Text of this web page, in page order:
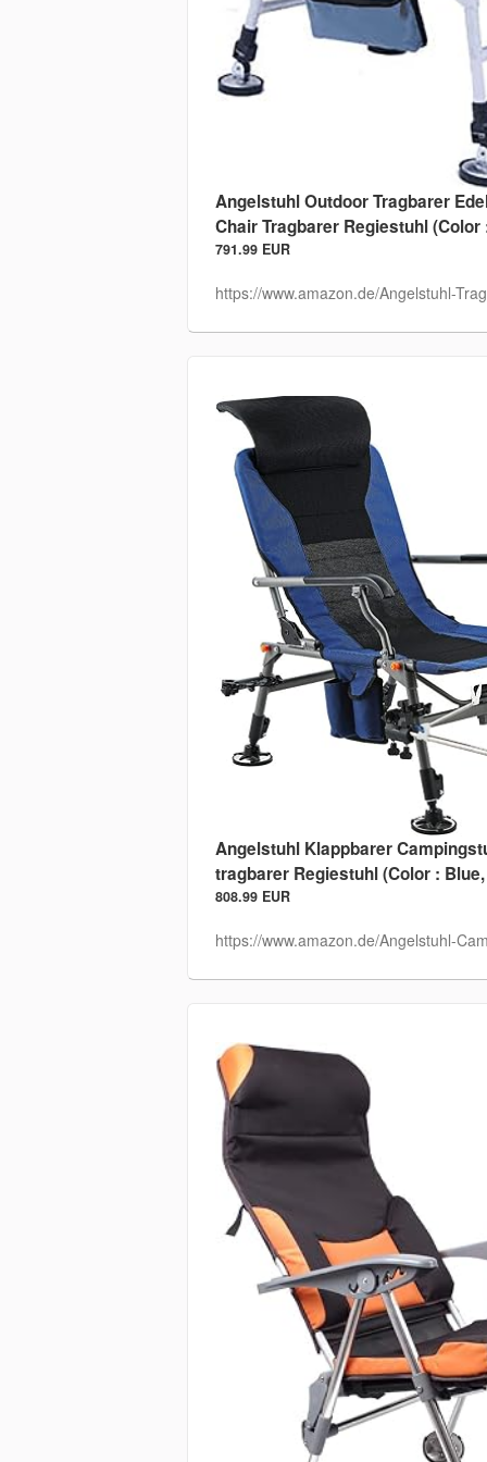
Angelstuhl Outdoor Tragbarer
Chair Tragbarer Regiestuhl
791.99 EUR
https://www.amazon.de/Angelstuhl-
Angelstuhl Klappbarer
tragbarer Regiestuhl (Color :
808.99 EUR
https://www.amazon.de/Angelstuhl-